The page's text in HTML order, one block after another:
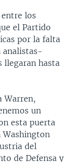
los
el Partido
por la falta
analistas-
hasta
Warren,
un
esta puerta
del
de Defensa y